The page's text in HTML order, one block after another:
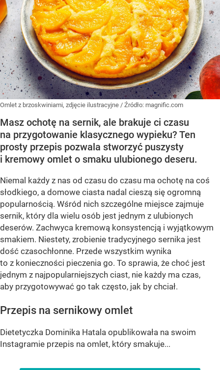
Omlet z brzoskwiniami, zdjęcie ilustracyjne / Źródło: magnific.com
Masz ochotę na sernik, ale brakuje ci czasu
na przygotowanie klasycznego wypieku? Ten
prosty przepis pozwala stworzyć puszysty
i kremowy omlet o smaku ulubionego deseru.
Niemal każdy z nas od czasu do czasu ma ochotę na coś
słodkiego, a domowe ciasta nadal cieszą się ogromną
popularnością. Wśród nich szczególne miejsce zajmuje
sernik, który dla wielu osób jest jednym z ulubionych
deserów. Zachwyca kremową konsystencją i wyjątkowym
smakiem. Niestety, zrobienie tradycyjnego sernika jest
dość czasochłonne. Przede wszystkim wynika
to z konieczności pieczenia go. To sprawia, że choć jest
jednym z najpopularniejszych ciast, nie każdy ma czas,
aby przygotowywać go tak często, jak by chciał.
Przepis na sernikowy omlet
Dietetyczka Dominika Hatala opublikowała na swoim
Instagramie przepis na omlet, który smakuje...